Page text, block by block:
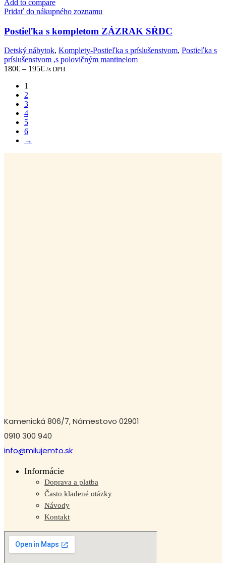
has
multiple
The
options
may
be
chosen
Add to compare
Pridať do nákupného zoznamu
Postieľka s kompletom ZÁZRAK SŔDC
Detský nábytok, Komplety-Postieľka s príslušenstvom, Postieľka s
príslušenstvom ,s polovičným mantinelom
180€ – 195€ /s DPH
1
2
3
4
5
6
→
Kamenická 806/7, Námestovo 02901
0910 300 940
info@milujemto.sk
Informácie
Doprava a platba
Často kladené otázky
Návody
Kontakt